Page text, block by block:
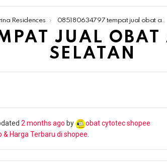
Residences 085180634797 tempat jual obat aborsi di jakarta selatan
JUAL OBAT
SELATAN
2 months ago by
obat cytotec shopee
Harga Terbaru di shopee